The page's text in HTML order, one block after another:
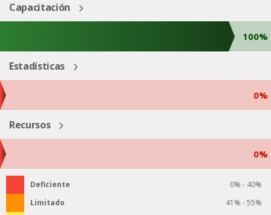
Capacitación
100%
Estadísticas
0%
Recursos
0%
Deficiente
0% - 40%
Limitado
41% - 55%